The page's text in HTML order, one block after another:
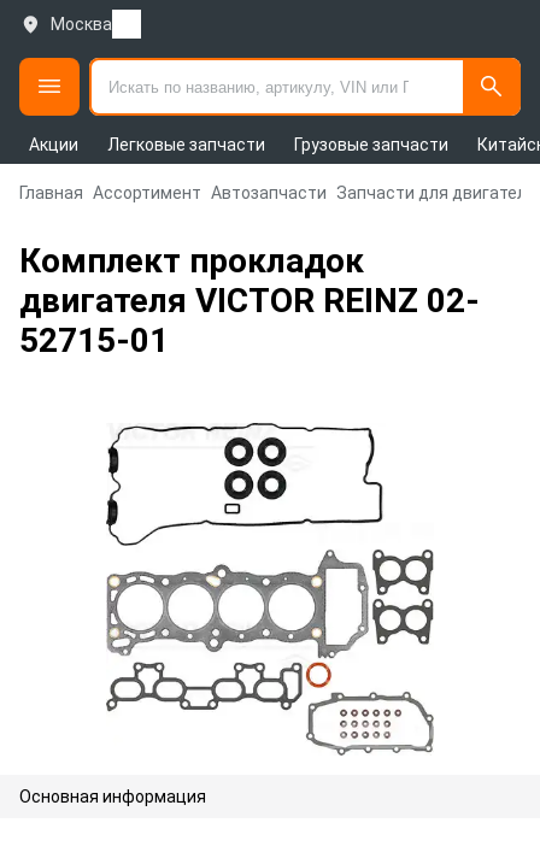
Москва
Акции Легковые запчасти Грузовые запчасти
Главная Ассортимент Автозапчасти Запчасти для двигателя
Комплект прокладок
двигателя VICTOR REINZ 02-
52715-01
Основная информация